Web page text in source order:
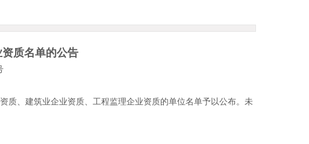
质名单的公告
、建筑业企业资质、工程监理企业资质的单位名单予以公布。未